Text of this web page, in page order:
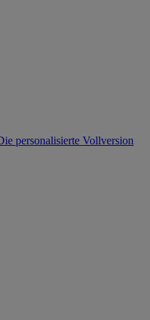
personalisierte Vollversion